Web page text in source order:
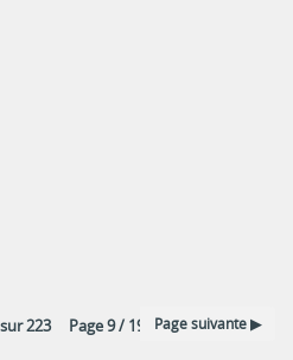
Page suivante
223 Page 9 / 19